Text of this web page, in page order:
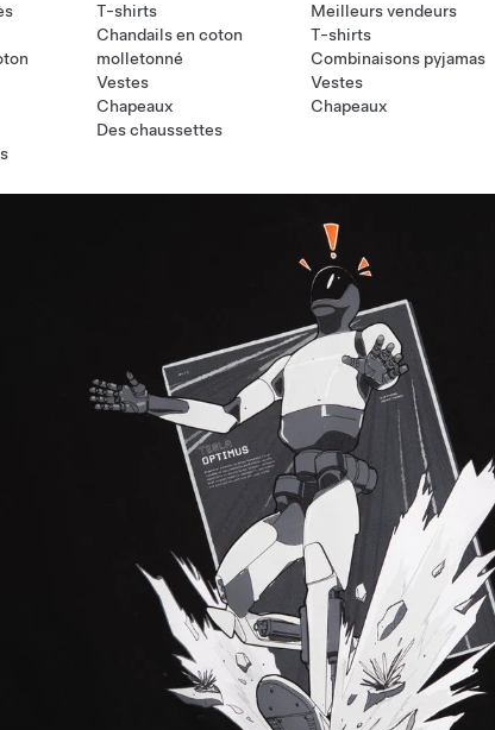
T-shirts
Chandails en coton
molletonné
Vestes
Chapeaux
Des chaussettes
Meilleurs vendeurs
T-shirts
Combinaisons pyjamas
Vestes
Chapeaux